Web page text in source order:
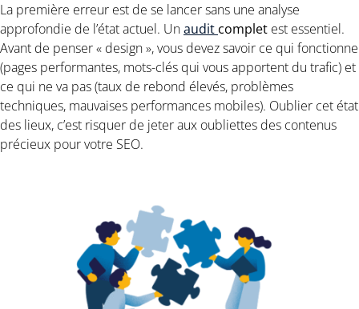
La première erreur est de se lancer sans une analyse
approfondie de l’état actuel. Unaudit complet est essentiel.
Avant de penser « design », vous devez savoir ce qui fonctionne
(pages performantes, mots-clés qui vous apportent du trafic) et
ce qui ne va pas (taux de rebond élevés, problèmes
techniques, mauvaises performances mobiles). Oublier cet état
des lieux, c’est risquer de jeter aux oubliettes des contenus
précieux pour votre SEO.